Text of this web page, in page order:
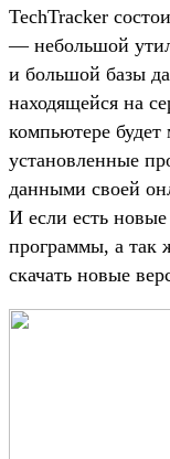
TechTracker
— небольшой
и большой базы
находящейся на
компьютере будет
установленные
данными своей
И если есть
программы, а так
скачать новые